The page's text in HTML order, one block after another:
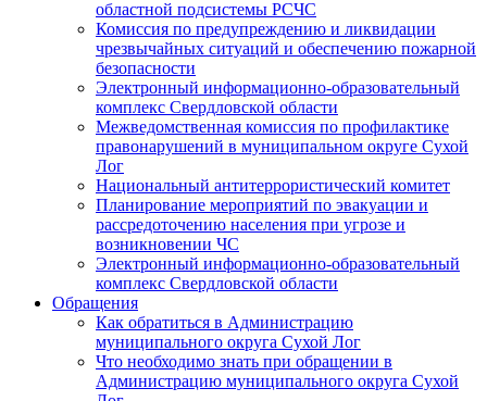
областной подсистемы РСЧС
Комиссия по предупреждению и ликвидации
чрезвычайных ситуаций и обеспечению пожарной
безопасности
Электронный информационно-образовательный
комплекс Cвердловской области
Межведомственная комиссия по профилактике
правонарушений в муниципальном округе Сухой
Лог
Национальный антитеррористический комитет
Планирование мероприятий по эвакуации и
рассредоточению населения при угрозе и
возникновении ЧС
Электронный информационно-образовательный
комплекс Свердловской области
Обращения
Как обратиться в Администрацию
муниципального округа Сухой Лог
Что необходимо знать при обращении в
Администрацию муниципального округа Сухой